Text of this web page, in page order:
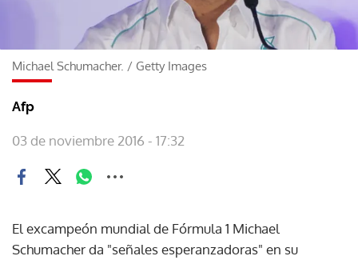
Michael Schumacher. / Getty Images
Afp
03 de noviembre 2016 - 17:32
El excampeón mundial de Fórmula 1 Michael
Schumacher da "señales esperanzadoras" en su